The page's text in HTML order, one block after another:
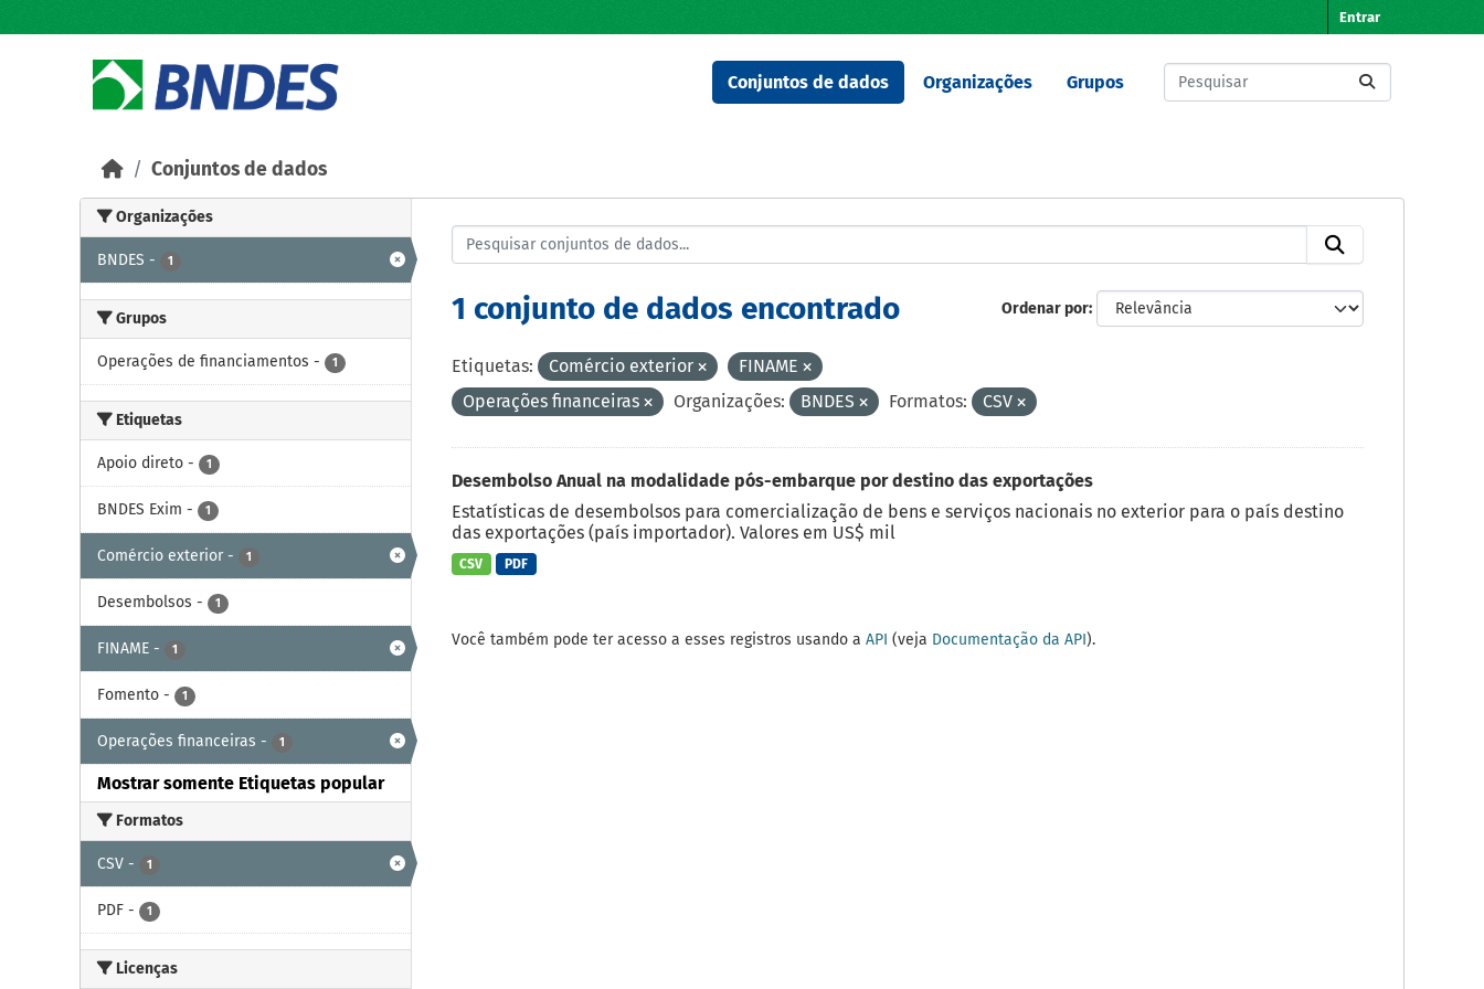
Entrar
Conjuntos de dados Organizações Grupos
Conjuntos de dados
Organizações
BNDES - 1
Grupos
Operações de financiamentos - 1
Etiquetas
Apoio direto - 1
BNDES Exim - 1
Comércio exterior - 1
Desembolsos - 1
FINAME - 1
Fomento - 1
Operações financeiras - 1
Mostrar somente Etiquetas popular
Formatos
CSV - 1
PDF - 1
Licenças
Ordenar por
1 conjunto de dados encontrado
Etiquetas: Comércio exterior
FINAME
Operações financeiras
Organizações: BNDES Formatos: CSV
Desembolso Anual na modalidade pós-embarque por destino das exportações
Estatísticas de desembolsos para comercialização de bens e serviços nacionais no exterior para o país destino
das exportações (país importador). Valores em US$ mil
CSV PDF
Você também pode ter acesso a esses registros usando a API (veja Documentação da API).